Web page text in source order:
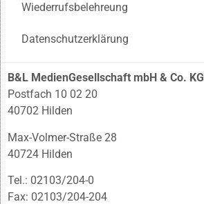
Wiederrufsbelehreung
Datenschutzerklärung
B&L MedienGesellschaft mbH & Co. KG
Postfach 10 02 20
40702 Hilden
Max-Volmer-Straße 28
40724 Hilden
Tel.: 02103/204-0
Fax: 02103/204-204